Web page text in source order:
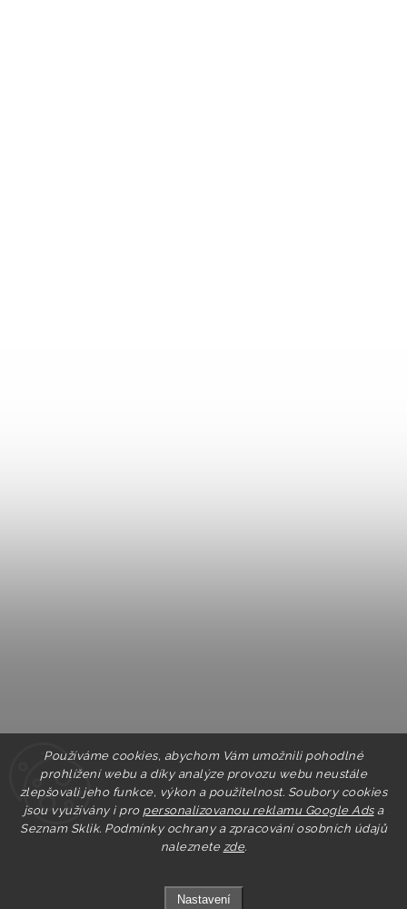
Používáme cookies, abychom Vám umožnili pohodlné
prohlížení webu a díky analýze provozu webu neustále
zlepšovali jeho funkce, výkon a použitelnost. Soubory cookies
jsou využívány i pro personalizovanou reklamu Google Adsa
Seznam Sklik. Podmínky ochrany a zpracování osobních údajů
naleznete zde.
Nastavení